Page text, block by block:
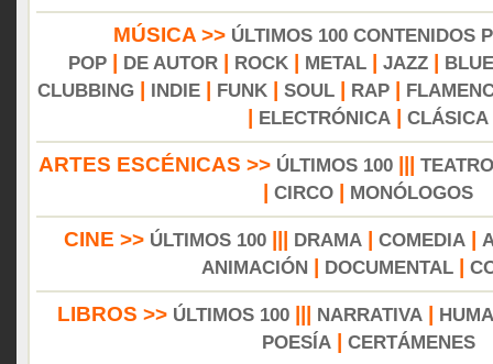
MÚSICA >> ÚLTIMOS 100 CONTENIDOS
POP
DE AUTOR ROCK METAL JAZZ
CLUBBING
INDIE FUNK SOUL RAP
ELECTRÓNICA CLÁSICA
ARTES ESCÉNICAS >> ÚLTIMOS 100||| TEATRO
CIRCO MONÓLOGOS
CINE >> ÚLTIMOS 100 DRAMA COMEDIA
ANIMACIÓN
DOCUMENTAL|
LIBROS >> ÚLTIMOS 100 NARRATIVA
POESÍA| CERTÁMENES